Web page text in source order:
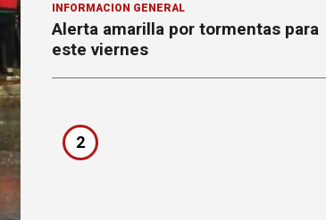
INFORMACION GENERAL
Alerta amarilla por tormentas para
este viernes
2